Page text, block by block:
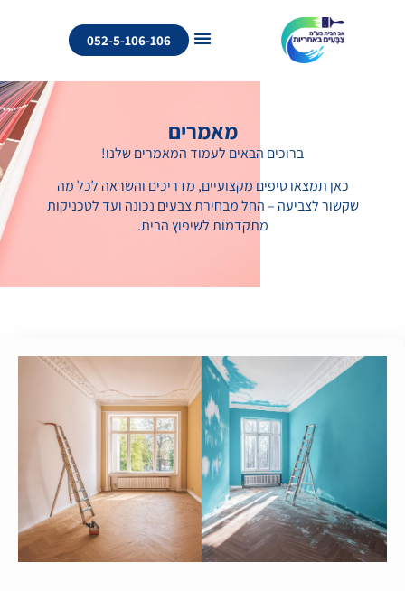
052-5-106-106
מאמרים
ברוכים הבאים לעמוד המאמרים שלנו!
כאן תמצאו טיפים מקצועיים, מדריכים והשראה לכל מה
שקשור לצביעה – החל מבחירת צבעים נכונה ועד לטכניקות
מתקדמות לשיפוץ הבית.